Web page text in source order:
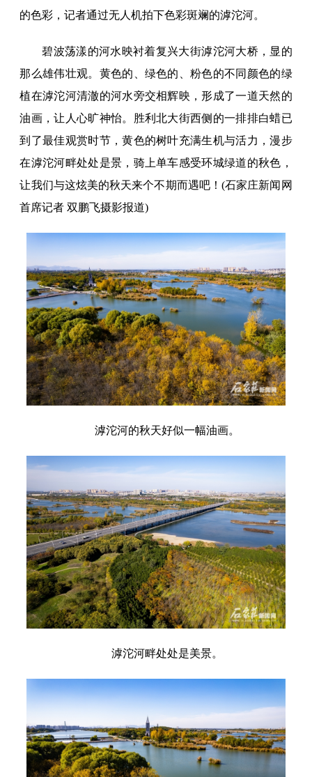
的色彩，记者通过无人机拍下色彩斑斓的滹沱河。
碧波荡漾的河水映衬着复兴大街滹沱河大桥，显的
那么雄伟壮观。黄色的、绿色的、粉色的不同颜色的绿
植在滹沱河清澈的河水旁交相辉映，形成了一道天然的
油画，让人心旷神怡。胜利北大街西侧的一排排白蜡已
到了最佳观赏时节，黄色的树叶充满生机与活力，漫步
在滹沱河畔处处是景，骑上单车感受环城绿道的秋色，
让我们与这炫美的秋天来个不期而遇吧！(石家庄新闻网
首席记者 双鹏飞摄影报道)
滹沱河的秋天好似一幅油画。
滹沱河畔处处是美景。